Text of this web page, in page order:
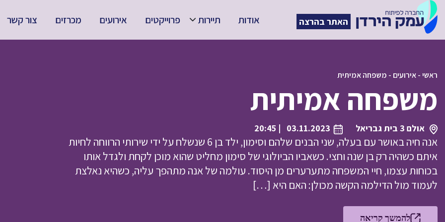
האתר בהרצה אודות תיירות פרוייקטים אירועים מכרזים צור קשר
ראשי-אירועים - משפחה אמיתית
משפחה אמיתית
אולם 3 בית גבריאל 03.11.2023
| 20:45
אנה חיה באושר עם בעלה, שני הבנים שלהם וסימון, ילד בן 6 שנשלח על ידי שירותי הרווחה לחיות
איתם כשהיה רק בן שנה וחצי. כשאביו הביולוגי של סימון מחליט שהוא מוכן לקחת ולגדל אותו
בכוחות עצמו, חיי המשפחה מתערערים מן היסוד. עולמה של אנה מתהפך עליה, כשהיא נאלצת
לעמוד מול הדילמה הקשה מכולן: האם היא […]
להמשך קריאה